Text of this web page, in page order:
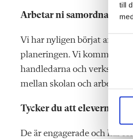
till
S
t
y
k
s
Arbetar ni samordnat för
Vi har nyligen börjat
planeringen. Vi kommer
handledarna och
mellan skolan och
Tycker du att elevernas
De är engagerade och har